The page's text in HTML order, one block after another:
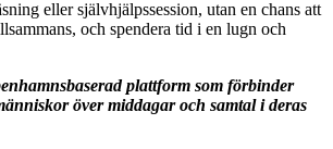
eller självhjälpssession, utan en chans att
och spendera tid i en lugn och
plattform som förbinder
över middagar och samtal i deras